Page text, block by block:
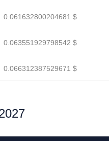
0.061632800204681 $
0.063551929798542 $
0.066312387529671 $